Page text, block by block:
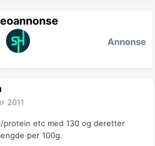
Annonse
2011
protein etc med 130 og deretter
per 100g.